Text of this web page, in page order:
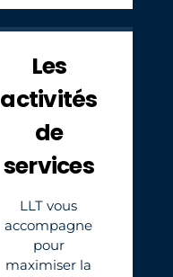
Les
activités
de
services
LLT vous
accompagne
pour
maximiser la